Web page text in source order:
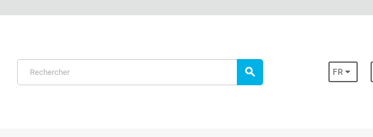
search FR